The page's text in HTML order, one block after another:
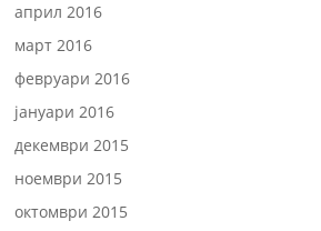
април 2016
март 2016
февруари 2016
јануари 2016
декември 2015
ноември 2015
октомври 2015